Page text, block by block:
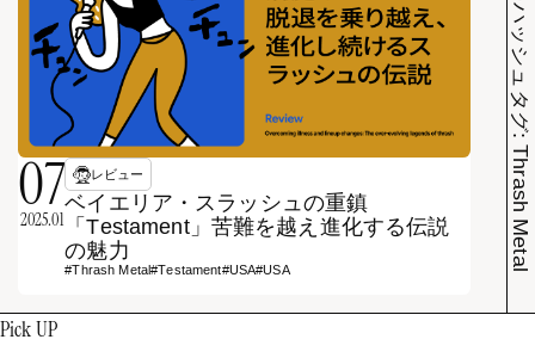
ハッシュタグ: Thrash Metal
2025.01
07 レビュー
ベイエリア・スラッシュの重鎮
「Testament」苦難を越え進化する伝説
の魅力
#Thrash Metal#Testament#USA#USA
Pick UP